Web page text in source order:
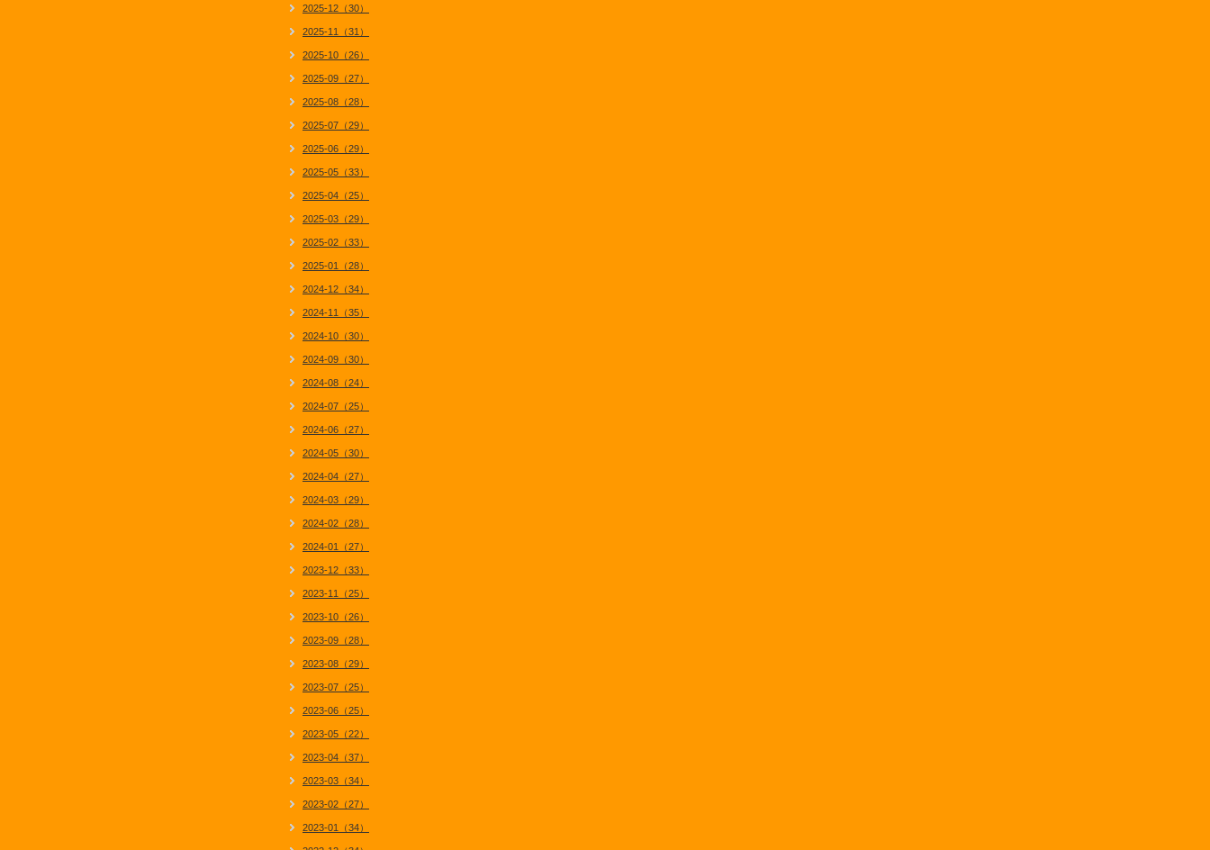
2025-12（30）
2025-11（31）
2025-10（26）
2025-09（27）
2025-08（28）
2025-07（29）
2025-06（29）
2025-05（33）
2025-04（25）
2025-03（29）
2025-02（33）
2025-01（28）
2024-12（34）
2024-11（35）
2024-10（30）
2024-09（30）
2024-08（24）
2024-07（25）
2024-06（27）
2024-05（30）
2024-04（27）
2024-03（29）
2024-02（28）
2024-01（27）
2023-12（33）
2023-11（25）
2023-10（26）
2023-09（28）
2023-08（29）
2023-07（25）
2023-06（25）
2023-05（22）
2023-04（37）
2023-03（34）
2023-02（27）
2023-01（34）